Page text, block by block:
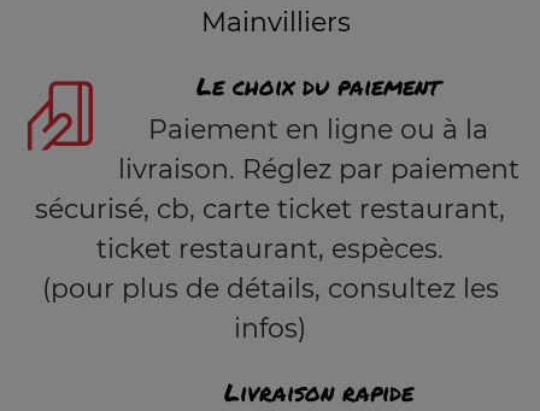
Mainvilliers
Le choix du paiement
Paiement en ligne ou à la
livraison. Réglez par paiement
sécurisé, cb, carte ticket restaurant,
ticket restaurant, espèces.
(pour plus de détails, consultez les
infos)
Livraison rapide